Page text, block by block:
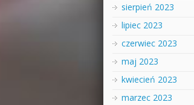
sierpień 2023
lipiec 2023
czerwiec 2023
maj 2023
kwiecień 2023
marzec 2023